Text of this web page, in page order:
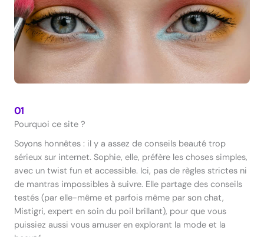
01
Pourquoi ce site ?
Soyons honnêtes : il y a assez de conseils beauté trop
sérieux sur internet. Sophie, elle, préfère les choses simples,
avec un twist fun et accessible. Ici, pas de règles strictes ni
de mantras impossibles à suivre. Elle partage des conseils
testés (par elle-même et parfois même par son chat,
Mistigri, expert en soin du poil brillant), pour que vous
puissiez aussi vous amuser en explorant la mode et la